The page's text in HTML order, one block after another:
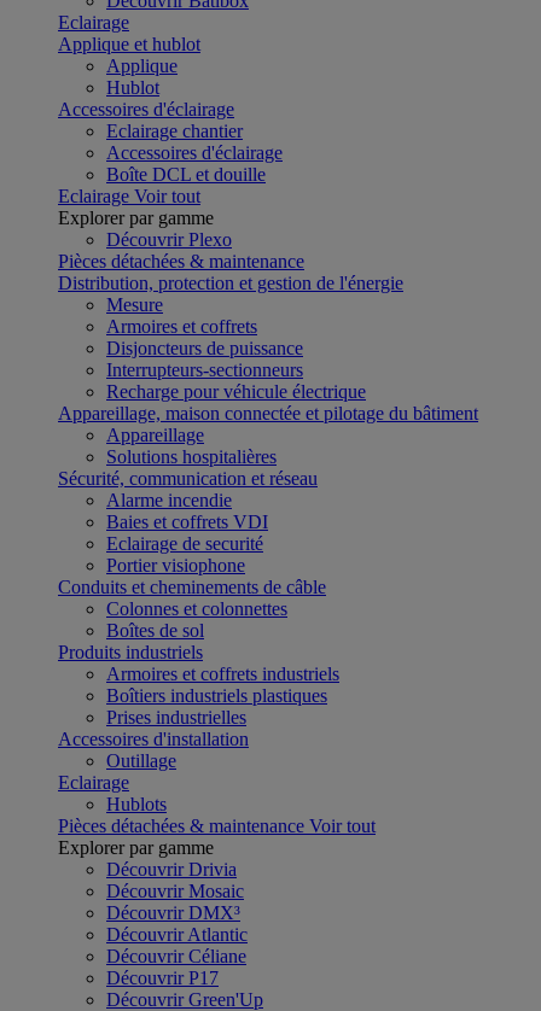
Eclairage
Applique et hublot
Applique
Hublot
Accessoires d'éclairage
Eclairage chantier
Accessoires d'éclairage
Boîte DCL et douille
Eclairage Voir tout
Explorer par gamme
Découvrir Plexo
Pièces détachées & maintenance
Distribution, protection et gestion de l'énergie
Mesure
Armoires et coffrets
Disjoncteurs de puissance
Interrupteurs-sectionneurs
Recharge pour véhicule électrique
Appareillage, maison connectée et pilotage du bâtiment
Appareillage
Solutions hospitalières
Sécurité, communication et réseau
Alarme incendie
Baies et coffrets VDI
Eclairage de securité
Portier visiophone
Conduits et cheminements de câble
Colonnes et colonnettes
Boîtes de sol
Produits industriels
Armoires et coffrets industriels
Boîtiers industriels plastiques
Prises industrielles
Accessoires d'installation
Outillage
Eclairage
Hublots
Pièces détachées & maintenance Voir tout
Explorer par gamme
Découvrir Drivia
Découvrir Mosaic
Découvrir DMX³
Découvrir Atlantic
Découvrir Céliane
Découvrir P17
Découvrir Green'Up